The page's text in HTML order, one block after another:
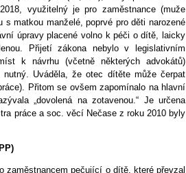
využitelný je pro zaměstnance (muže
matkou manželé, poprvé pro děti narozené
úpravyplacené volno k péči o dítě, laicky
Přijetí zákona nebylo v legislativním
k návrhu (včetně některých advokátů)
Uváděla, že otec dítěte může čerpat
Přitom se ovšem zapomínalo na hlavní
„dovolená na zotavenou.“ Je určena
práce a soc. věcí Nečase z roku 2010 byly
zaměstnancem pečující o dítě, které převzal